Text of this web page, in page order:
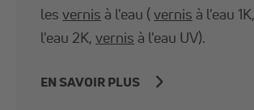
lesvernis à l'eau (vernis à l'eau
l'eau 2K,vernis à l'eau UV).
EN SAVOIR PLUS